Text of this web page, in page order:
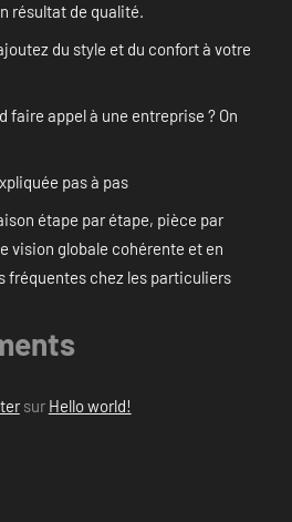
résultat de qualité.
du style et du confort à votre
faire appel à une entreprise ? On
pas à pas
étape par étape, pièce par
vision globale cohérente et en
fréquentes chez les particuliers
sur Hello world!